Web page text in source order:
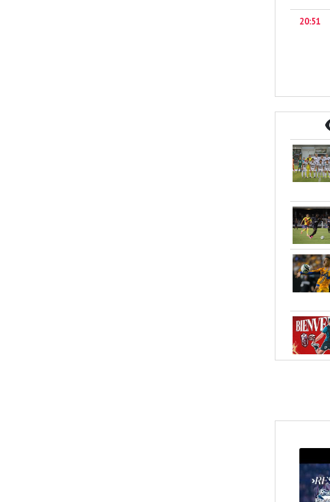
20:51